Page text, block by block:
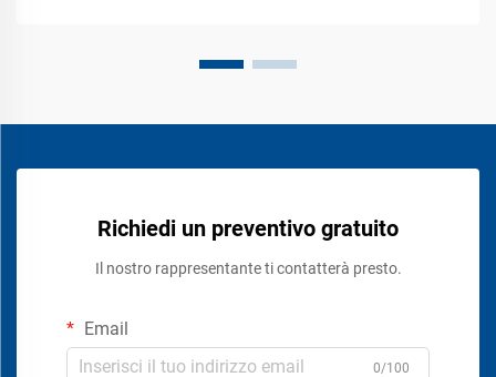
Richiedi un preventivo gratuito
Il nostro rappresentante ti contatterà presto.
Email
0/100